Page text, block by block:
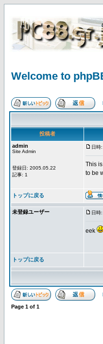
Welcome to
投稿者
admin
Site Admin
登録日: 2005.05.22
記事: 1
日時
This
to be
トップに戻る
未登録ユーザー 日時
eek
トップに戻る
Page 1 of 1